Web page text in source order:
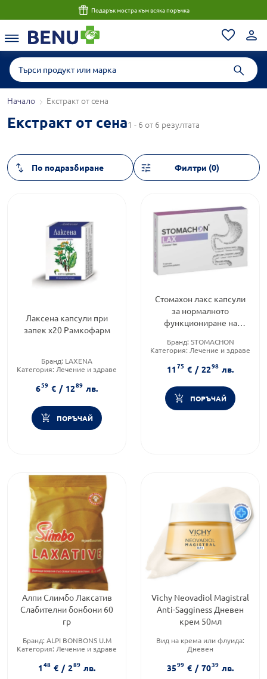
Подарък мостра към всяка поръчка
Начало Екстракт от сена
Екстракт от сена1 - 6 от 6 резултата
Филтри (0)
Лаксена капсули при
запек х20 Рамкофарм
Бранд: LAXENA
Категория: Лечение и здраве
659 € / 1289 лв.
ПОРЪЧАЙ
Стомахон лакс капсули
за нормалното
функциониране на
Бранд: STOMACHON
Категория: Лечение и здраве
1175 € / 2298 лв.
ПОРЪЧАЙ
Алпи Слимбо Лаксатив
Слабителни бонбони 60
гр
Бранд: ALPI BONBONS U.M
Категория: Лечение и здраве
148 € / 289 лв.
Vichy Neovadiol Magistral
Anti-Sagginess Дневен
крем 50мл
Вид на крема или флуида:
Дневен
Функционалност:
Подхранване и хидратация
3599 € / 7039 лв.